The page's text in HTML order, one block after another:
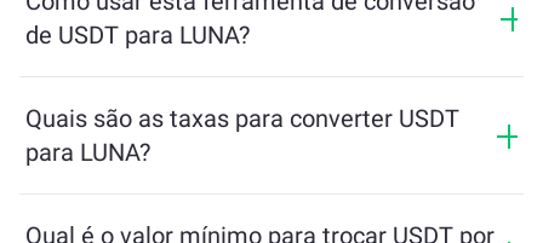
com as condições de mercado, a oferta e a demanda, e
de USDT para LUNA?
a ferramenta calculará o valor estimado de LUNA que
você receberá. Depois, siga os passos para concluir a
transação.
Quais são as taxas para converter USDT
para LUNA?
liquidez e as condições de mercado. O ChangeNOW
Qual é o valor mínimo para trocar USDT por